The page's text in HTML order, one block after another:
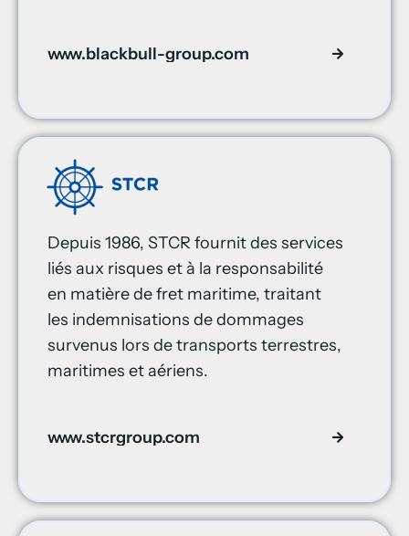
www.blackbull-group.com
Depuis 1986, STCR fournit des services
liés aux risques et à la responsabilité
en matière de fret maritime, traitant
les indemnisations de dommages
survenus lors de transports terrestres,
maritimes et aériens.
www.stcrgroup.com